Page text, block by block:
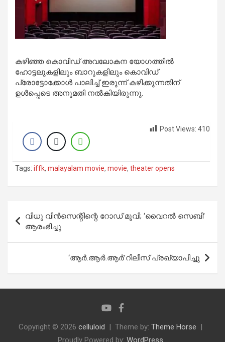
കഴിഞ്ഞ കൊവിഡ് അവലോകന യോഗത്തില്‍
ഹോട്ടലുകളിലും ബാറുകളിലും കൊവിഡ്
പ്രോട്ടോക്കോള്‍ പാലിച്ച് ഇരുന്ന് കഴിക്കുന്നതിന്
ഉള്‍പ്പെടെ അനുമതി നല്‍കിയിരുന്നു.
Post Views: 410
Tags: iffk, malayalam movie, movie, theater opens
Post
navigation
വിധു വിന്‍സെന്റിന്റെ റോഡ് മൂവി; ‘വൈറൽ സെബി’
ആരംഭിച്ചു
‘ആര്‍.ആര്‍.ആര്‍’റിലീസ് പ്രഖ്യാപിച്ചു
Copyright © 2026 celluloid Theme by: Theme Horse
Proudly Powered by: WordPress